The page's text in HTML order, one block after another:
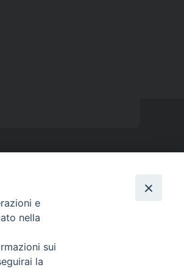
Didattico FAD Albenga
issralbenga@gmail.com
Didattico FAD La Spezia
- tel e fax 0187 735485 mail:
e
nella
sui
la